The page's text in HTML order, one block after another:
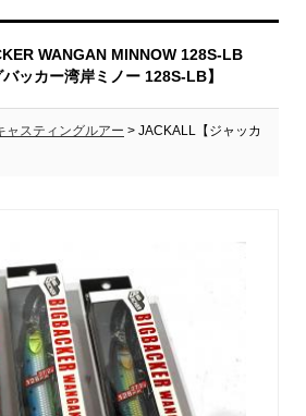
WANGAN MINNOW 128S-LB
バッカー湾岸ミノー 128S-LB】
ャスティングルアー > JACKALL【ジャッカ